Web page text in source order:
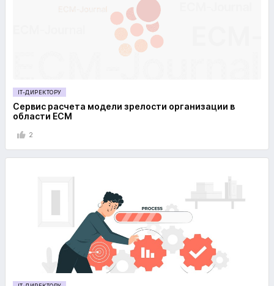
IT-ДИРЕКТОРУ
Сервис расчета модели зрелости организации в
области ECM
2